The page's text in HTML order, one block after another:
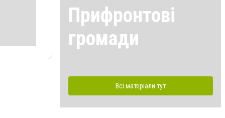
Прифронтові
громади
Всі матеріали тут